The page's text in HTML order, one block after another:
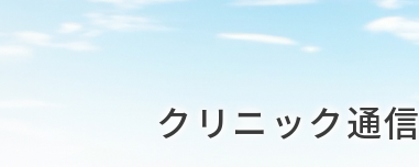
クリニック通信